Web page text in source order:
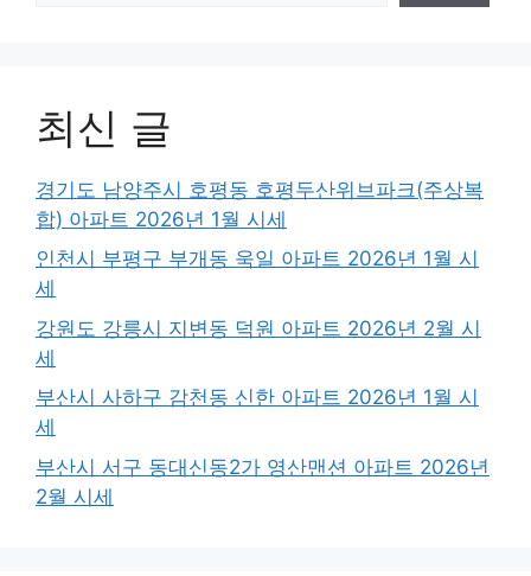
최신 글
경기도 남양주시 호평동 호평두산위브파크(주상복
합) 아파트 2026년 1월 시세
인천시 부평구 부개동 욱일 아파트 2026년 1월 시
세
강원도 강릉시 지변동 덕원 아파트 2026년 2월 시
세
부산시 사하구 감천동 신한 아파트 2026년 1월 시
세
부산시 서구 동대신동2가 영산맨션 아파트 2026년
2월 시세